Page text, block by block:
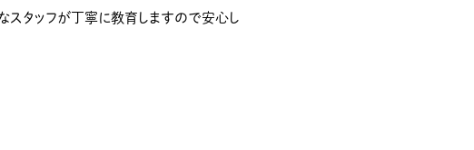
スタッフが丁寧に教育しますので安心し